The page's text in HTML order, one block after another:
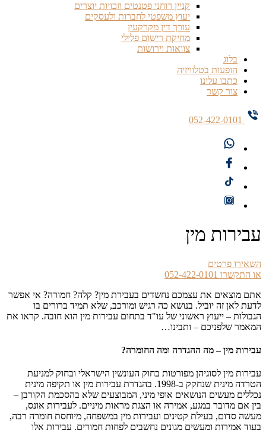
קניין רוחני פטנטים וזכויות יוצרים
יעוץ משפטי לחברות ולעסקים
עורך דין מקרקעין
מחיקת רישום פלילי
צוואות וירושות
בלוג
הופעות בטלוויזיה
כתבו עלינו
צור קשר
052-422-0101
עבירות מין
השאירו פרטים
או התקשרו 052-422-0101
אתם מוצאים את עצמכם נחשדים בעבירת מין? קלה? חמורה? אי אפשר
לדעת לאן זה יוביל. בנושא כה רגיש ומורכב, שלא תמיד ברורים בו
הגבולות – ייעוץ ראשוני של עו"ד בתחום עבירות מין הוא חובה. קראו את
המאמר שלפניכם – ותבינו…
עבירות מין – מה ההגדרה ומה החומרה?
עבירות מין לסוגיהן מפורטות בחוק העונשין הישראלי ובחוק למניעת
הטרדה מינית שנחקק ב-1998. בהגדרת עבירות מין או תקיפה מינית
נכללים מעשים הנושאים אופי מיני, המבוצעים שלא בהסכמת הקורבן –
בין אם מדובר במגע, אמירה או הצגת מראות מיניים. לעבירות אונס,
מעשה סדום, בעילת קטינים ועבירות מין במשפחה, מיוחסת חומרה רבה,
בעוד אמירות ומעשים מגונים נחשבים לפחות חמורים. עבירות אלו